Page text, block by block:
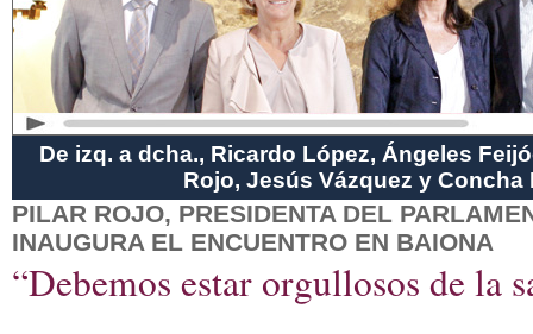
De izq. a dcha., Ricardo López, Ángeles
Rojo, Jesús Vázquez y Concha
PILAR ROJO, PRESIDENTA DEL
INAUGURA EL ENCUENTRO EN BAIONA
“Debemos estar orgullosos de la